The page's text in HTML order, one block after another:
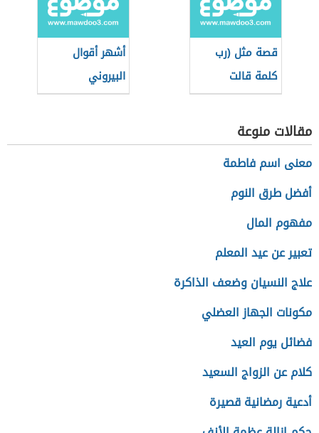
قصة مثل (رب
كلمة قالت
لصاحبها دعني)
أشهر أقوال
البيروني
مقالات منوعة
معنى اسم فاطمة
أفضل طرق النوم
مفهوم المال
تعبير عن عيد المعلم
علاج النسيان وضعف الذاكرة
مكونات الجهاز العضلي
فضائل يوم العيد
كلام عن الزواج السعيد
أدعية رمضانية قصيرة